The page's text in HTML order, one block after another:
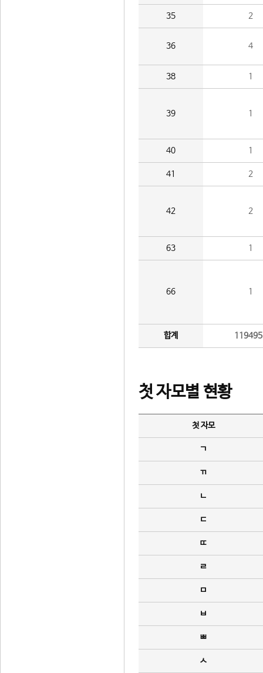
35 2
36 4
38 1
39 1
40 1
41 2
42 2
63 1
66 1
합계
첫 자모별 현황
첫 자모
ㄱ
ㄲ
ㄴ
ㄷ
ㄸ
ㄹ
ㅁ
ㅂ
ㅃ
ㅅ